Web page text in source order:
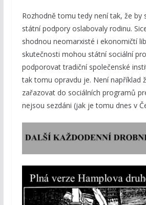
Rozhodně tomu tedy není tak, že by
státní podpory oslabovaly rodinu.
shodnou neomarxisté i ekonomičtí
skutečnosti mohou státní sociální
podporovat tradiční společenské
tak tomu opravdu je. Není například
zařazovat do sociálních programů
nejsou sezdáni (jak je tomu dnes v